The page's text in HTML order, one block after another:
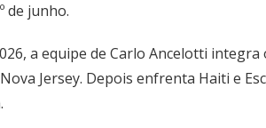
de junho.
a equipe de Carlo Ancelotti
Jersey. Depois enfrenta Haiti e